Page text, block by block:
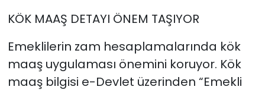
KÖK MAAŞ DETAYI ÖNEM TAŞIYOR
Emeklilerin zam hesaplamalarında kök
maaş uygulaması önemini koruyor. Kök
maaş bilgisi e-Devlet üzerinden “Emekli